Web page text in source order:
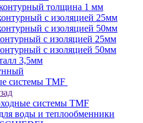
толщина 1 мм
с изоляцией 25мм
с изоляцией 50мм
с изоляцией 25мм
с изоляцией 50мм
3,5мм
системы TMF
системы TMF
воды и теплообменники